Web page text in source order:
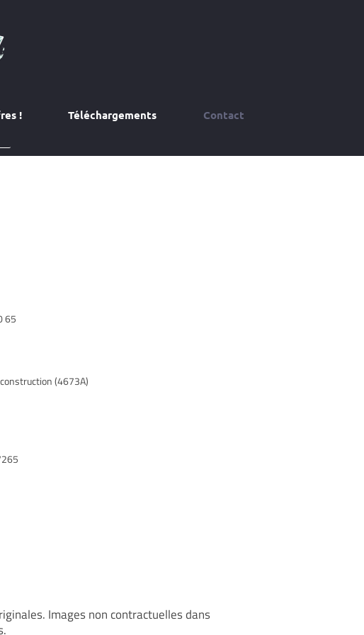
! Téléchargements Contact
65
(4673A)
Images non contractuelles dans